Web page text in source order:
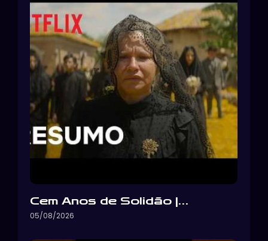
Cem Anos de Solidão |…
05/08/2026